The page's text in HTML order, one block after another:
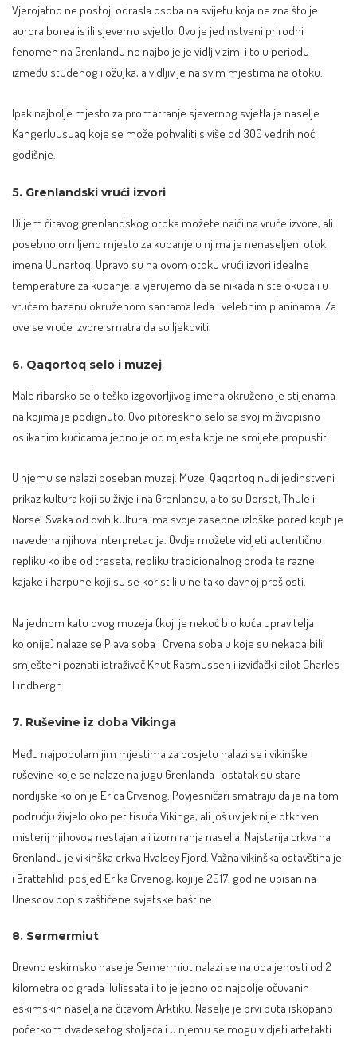
Vjerojatno ne postoji odrasla osoba na svijetu koja ne zna što je
aurora borealis ili sjeverno svjetlo. Ovo je jedinstveni prirodni
fenomen na Grenlandu no najbolje je vidljiv zimi i to u periodu
između studenog i ožujka, a vidljiv je na svim mjestima na otoku.
Ipak najbolje mjesto za promatranje sjevernog svjetla je naselje
Kangerluusuaq koje se može pohvaliti s više od 300 vedrih noći
godišnje.
5. Grenlandski vrući izvori
Diljem čitavog grenlandskog otoka možete naići na vruće izvore, ali
posebno omiljeno mjesto za kupanje u njima je nenaseljeni otok
imena Uunartoq. Upravo su na ovom otoku vrući izvori idealne
temperature za kupanje, a vjerujemo da se nikada niste okupali u
vrućem bazenu okruženom santama leda i velebnim planinama. Za
ove se vruće izvore smatra da su ljekoviti.
6. Qaqortoq selo i muzej
Malo ribarsko selo teško izgovorljivog imena okruženo je stijenama
na kojima je podignuto. Ovo pitoreskno selo sa svojim živopisno
oslikanim kućicama jedno je od mjesta koje ne smijete propustiti.
U njemu se nalazi poseban muzej. Muzej Qaqortoq nudi jedinstveni
prikaz kultura koji su živjeli na Grenlandu, a to su Dorset, Thule i
Norse. Svaka od ovih kultura ima svoje zasebne izloške pored kojih je
navedena njihova interpretacija. Ovdje možete vidjeti autentičnu
repliku kolibe od treseta, repliku tradicionalnog broda te razne
kajake i harpune koji su se koristili u ne tako davnoj prošlosti.
Na jednom katu ovog muzeja (koji je nekoć bio kuća upravitelja
kolonije) nalaze se Plava soba i Crvena soba u koje su nekada bili
smješteni poznati istraživač Knut Rasmussen i izviđački pilot Charles
Lindbergh.
7. Ruševine iz doba Vikinga
Među najpopularnijim mjestima za posjetu nalazi se i vikinške
ruševine koje se nalaze na jugu Grenlanda i ostatak su stare
nordijske kolonije Erica Crvenog. Povjesničari smatraju da je na tom
području živjelo oko pet tisuća Vikinga, ali još uvijek nije otkriven
misterij njihovog nestajanja i izumiranja naselja. Najstarija crkva na
Grenlandu je vikinška crkva Hvalsey Fjord. Važna vikinška ostavština je
i Brattahlid, posjed Erika Crvenog, koji je 2017. godine upisan na
Unescov popis zaštićene svjetske baštine.
8. Sermermiut
Drevno eskimsko naselje Semermiut nalazi se na udaljenosti od 2
kilometra od grada Ilulissata i to je jedno od najbolje očuvanih
eskimskih naselja na čitavom Arktiku. Naselje je prvi puta iskopano
početkom dvadesetog stoljeća i u njemu se mogu vidjeti artefakti